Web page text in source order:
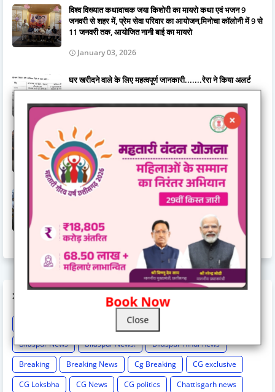
Book Now
Close
विश्व विख्यात कथावाचक जया किशोरी का मायरो कथा एवं भजन 9
जनवरी से शहर में, प्रेम सेवा परिवार का आयोजन,मिनोचा कॉलोनी में 9 से
11 जनवरी तक, आयोजित नानी बाई का मायरो
January 03, 2026
घर खरीदने वाले के लिए महत्वपूर्ण जानकारी.......रेरा ने किया अलर्ट
गुरुद्वारा दयालबंद बिलासपुर में गुरु अर्जन देव जी के शहीदी दिवस की
तैयारियाँ पूर्ण, सवा महीने के सुखमनी साहिब पाठ का हुआ समापन
June 15, 2026
जिला स्तरीय राज्योत्सव 2025 : केंद्रीय राज्यमंत्री तोखन साहू ने
दिव्यांगजनों को दिए ट्रायसायकल एवं व्हीलचेयर,ट्रायसायकल और
November 03, 2025
Big breaking
Bilaspur News
Bilaspur News.
Bilaspur-hindi-news
Breaking
Breaking News Cg Breaking
CG exclusive
CG Loksbha
CG News CG politics
Chattisgarh news